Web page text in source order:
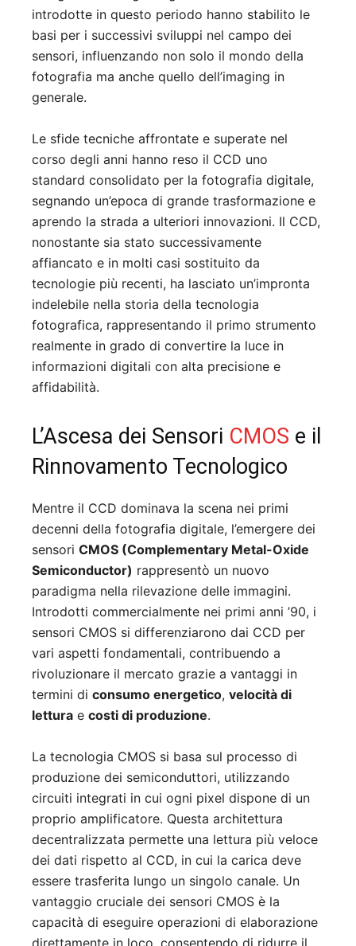
introdotte in questo periodo hanno stabilito le
basi per i successivi sviluppi nel campo dei
sensori, influenzando non solo il mondo della
fotografia ma anche quello dell’imaging in
generale.
Le sfide tecniche affrontate e superate nel
corso degli anni hanno reso il CCD uno
standard consolidato per la fotografia digitale,
segnando un’epoca di grande trasformazione e
aprendo la strada a ulteriori innovazioni. Il CCD,
nonostante sia stato successivamente
affiancato e in molti casi sostituito da
tecnologie più recenti, ha lasciato un’impronta
indelebile nella storia della tecnologia
fotografica, rappresentando il primo strumento
realmente in grado di convertire la luce in
informazioni digitali con alta precisione e
affidabilità.
L’Ascesa dei Sensori CMOS e il
Rinnovamento Tecnologico
Mentre il CCD dominava la scena nei primi
decenni della fotografia digitale, l’emergere dei
sensori CMOS (Complementary Metal-Oxide
Semiconductor) rappresentò un nuovo
paradigma nella rilevazione delle immagini.
Introdotti commercialmente nei primi anni ’90, i
sensori CMOS si differenziarono dai CCD per
vari aspetti fondamentali, contribuendo a
rivoluzionare il mercato grazie a vantaggi in
termini di consumo energetico, velocità di
lettura e costi di produzione.
La tecnologia CMOS si basa sul processo di
produzione dei semiconduttori, utilizzando
circuiti integrati in cui ogni pixel dispone di un
proprio amplificatore. Questa architettura
decentralizzata permette una lettura più veloce
dei dati rispetto al CCD, in cui la carica deve
essere trasferita lungo un singolo canale. Un
vantaggio cruciale dei sensori CMOS è la
capacità di eseguire operazioni di elaborazione